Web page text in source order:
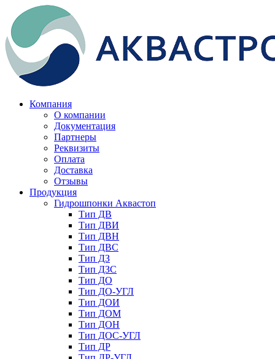
Компания
О компании
Документация
Партнеры
Реквизиты
Оплата
Доставка
Отзывы
Продукция
Гидрошпонки Аквастоп
Тип ДВ
Тип ДВИ
Тип ДВН
Тип ДВС
Тип ДЗ
Тип ДЗС
Тип ДО
Тип ДО-УГЛ
Тип ДОИ
Тип ДОМ
Тип ДОН
Тип ДОС-УГЛ
Тип ДР